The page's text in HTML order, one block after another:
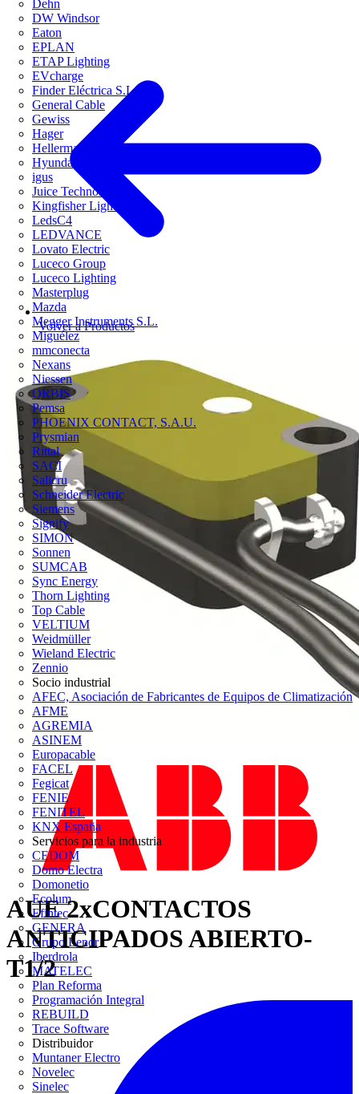
Dehn
DW Windsor
Eaton
EPLAN
ETAP Lighting
EVcharge
Finder Eléctrica S.L.U
General Cable
Gewiss
Hager
HellermannTyton
Hyundai Electric
igus
Juice Technology
Kingfisher Lighting
LedsC4
LEDVANCE
Lovato Electric
Luceco Group
Luceco Lighting
Masterplug
Mazda
Megger Instruments S.L.
Miguélez
mmconecta
Nexans
Niessen
ORBIS
Pemsa
PHOENIX CONTACT, S.A.U.
Prysmian
Rittal
SACI
Salicru
Schneider Electric
Siemens
Signify
SIMON
Sonnen
SUMCAB
Sync Energy
Thorn Lighting
Top Cable
VELTIUM
Weidmüller
Wieland Electric
Zennio
Socio industrial
AFEC, Asociación de Fabricantes de Equipos de Climatización
AFME
AGREMIA
ASINEM
Europacable
FACEL
Fegicat
FENIE
FENITEL
KNX España
Servicios para la industria
CEDOM
Domo Electra
Domonetio
Ecolum
Efintec
GENERA
Grupo Lenor
Iberdrola
MATELEC
Plan Reforma
Programación Integral
REBUILD
Trace Software
Distribuidor
Muntaner Electro
Novelec
Sinelec
Volver a Productos
AUE 2xCONTACTOS
ANTICIPADOS ABIERTO-
T1/2